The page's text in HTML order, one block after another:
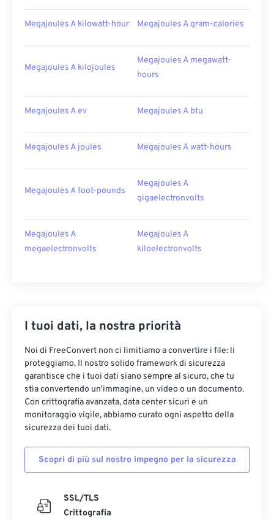
Megajoules A kilowatt-hour Megajoules A gram-calories
Megajoules A kilojoules
Megajoules A megawatt-
hours
Megajoules A ev Megajoules A btu
Megajoules A joules Megajoules A watt-hours
Megajoules A foot-pounds
Megajoules A
gigaelectronvolts
Megajoules A
megaelectronvolts
Megajoules A
kiloelectronvolts
I tuoi dati, la nostra priorità
Noi di FreeConvert non ci limitiamo a convertire i file: li
proteggiamo. Il nostro solido framework di sicurezza
garantisce che i tuoi dati siano sempre al sicuro, che tu
stia convertendo un'immagine, un video o un documento.
Con crittografia avanzata, data center sicuri e un
monitoraggio vigile, abbiamo curato ogni aspetto della
sicurezza dei tuoi dati.
Scopri di più sul nostro impegno per la sicurezza
SSL/TLS
Crittografia